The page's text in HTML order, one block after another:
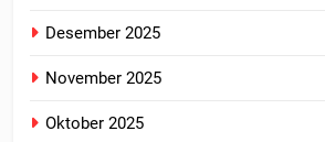
Desember 2025
November 2025
Oktober 2025